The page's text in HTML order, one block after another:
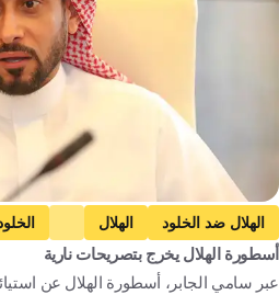
الهلال ضد الخلود الهلال
دوري روشن السعودي
الفيحاء ضد
أسطورة الهلال يخرج بتصريحات نارية
عبر سامي الجابر، أسطورة الهلال عن